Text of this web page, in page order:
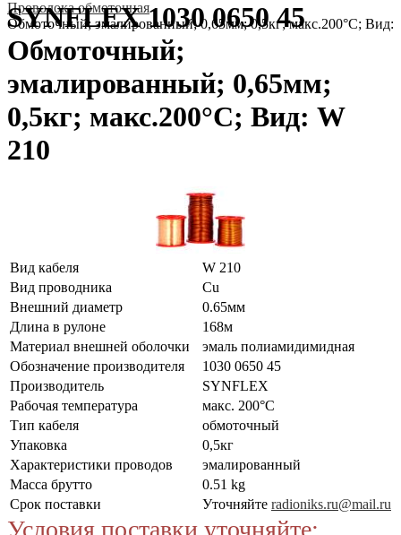
Проволока обмоточная
Обмоточный; эмалированный; 0,65мм; 0,5кг; макс.200°C; Вид:
SYNFLEX 1030 0650 45
Обмоточный;
эмалированный; 0,65мм;
0,5кг; макс.200°C; Вид: W
210
Вид кабеля
W 210
Вид проводника
Cu
Внешний диаметр
0.65мм
Длина в рулоне
168м
Материал внешней оболочки
эмаль полиамидимидная
Обозначение производителя
1030 0650 45
Производитель
SYNFLEX
Рабочая температура
макс. 200°C
Тип кабеля
обмоточный
Упаковка
0,5кг
Характеристики проводов
эмалированный
Масса брутто
0.51 kg
Срок поставки
Уточняйте radioniks.ru@mail.ru
Условия поставки уточняйте: